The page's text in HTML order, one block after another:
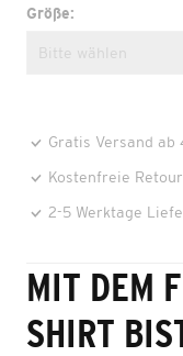
Größe:
Gratis Versand ab
Kostenfreie
2-5 Werktage
MIT DEM
SHIRT